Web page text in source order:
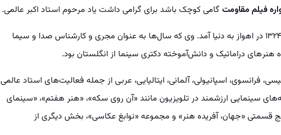
فیلم مقاومت گامی کوچک باشد برای گرامی داشت یاد مرحوم استاد اکبر عالمی.
و منتقد فقید، در تیرماه سال ۱۳۲۴ در اهواز به دنیا آمد. وی که سال‌ها به عنوان مجری و کارشناس صدا و سیما
هنر‌های دراماتیک و دانش‌آموخته دکتری سینما از انگلستان بود.
انگلیسی، فرانسوی، اسپانیولی، آلمانی، ایتالیایی، عربی از جمله فعالیت‌های استاد عالمی
سینمایی ارزشمند در تلویزیون مانند «آن روی سکه»، «هنر هفتم»، «سینمای
قسمتی «جهان، آفریده هنر» و مجموعه «نوابغ عکاسی»، بخش دیگری از